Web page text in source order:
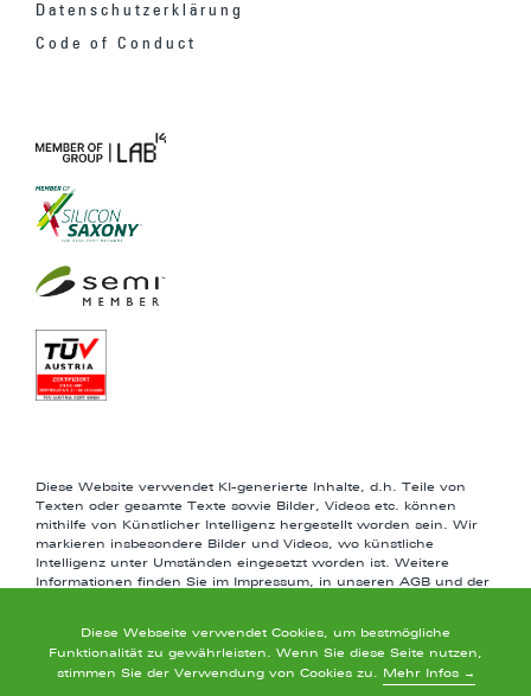
Datenschutzerklärung
Code of Conduct
Diese Website verwendet KI-generierte Inhalte, d.h. Teile von
Texten oder gesamte Texte sowie Bilder, Videos etc. können
mithilfe von Künstlicher Intelligenz hergestellt worden sein. Wir
markieren insbesondere Bilder und Videos, wo künstliche
Intelligenz unter Umständen eingesetzt worden ist. Weitere
Informationen finden Sie im Impressum, in unseren AGB und der
Informationen zu amcoss Waferbearbeitungsanlagen
Diese Webseite verwendet Cookies, um bestmögliche
Funktionalität zu gewährleisten. Wenn Sie diese Seite nutzen,
stimmen Sie der Verwendung von Cookies zu.
Mehr Infos →